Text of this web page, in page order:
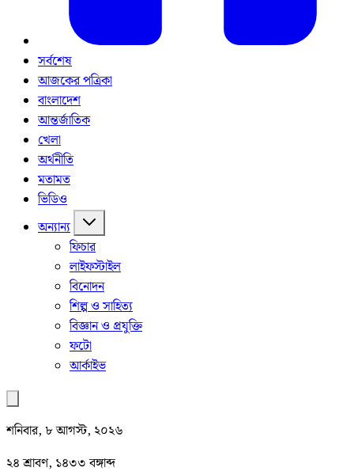
সর্বশেষ
আজকের পত্রিকা
বাংলাদেশ
আন্তর্জাতিক
খেলা
অর্থনীতি
মতামত
ভিডিও
অন্যান্য
ফিচার
লাইফস্টাইল
বিনোদন
শিল্প ও সাহিত্য
বিজ্ঞান ও প্রযুক্তি
ফটো
আর্কাইভ
শনিবার, ৮ আগস্ট, ২০২৬
২৪ শ্রাবণ, ১৪৩৩ বঙ্গাব্দ